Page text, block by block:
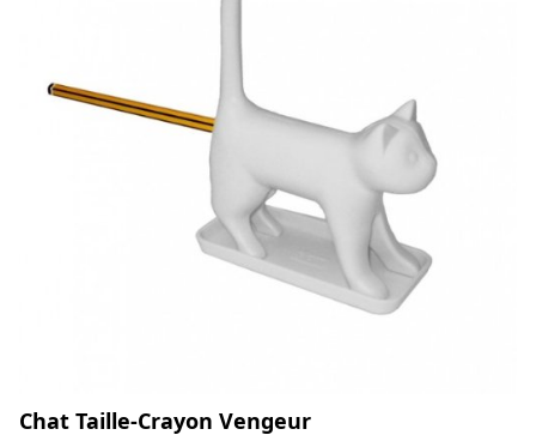
Chat Taille-Crayon Vengeur